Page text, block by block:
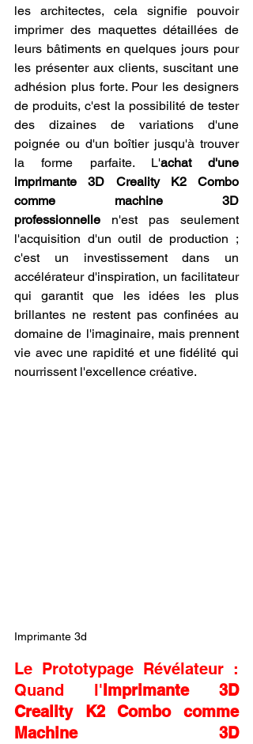
les architectes, cela signifie pouvoir
imprimer des maquettes détaillées de
leurs bâtiments en quelques jours pour
les présenter aux clients, suscitant une
adhésion plus forte. Pour les designers
de produits, c'est la possibilité de tester
des dizaines de variations d'une
poignée ou d'un boîtier jusqu'à trouver
la forme parfaite. L'achat d'une
imprimante 3D Creality K2 Combo
comme machine 3D
professionnelle n'est pas seulement
l'acquisition d'un outil de production ;
c'est un investissement dans un
accélérateur d'inspiration, un facilitateur
qui garantit que les idées les plus
brillantes ne restent pas confinées au
domaine de l'imaginaire, mais prennent
vie avec une rapidité et une fidélité qui
nourrissent l'excellence créative.
Imprimante 3d
Le Prototypage Révélateur :
Quand l'Imprimante 3D
Creality K2 Combo comme
Machine 3D